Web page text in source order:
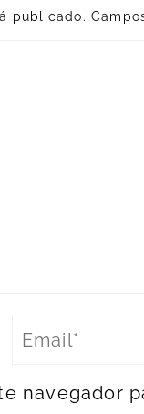
publicado.
navegador